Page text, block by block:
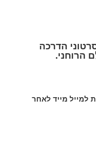
הדרכה
הרוחני.
למייל מייד לאחר